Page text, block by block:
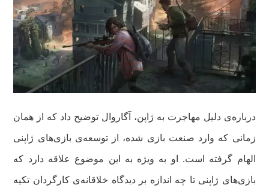
درباره‌ی دلیل مهاجرت به ژاپن، آگاروال توضیح داد که از همان
زمانی که وارد صنعت بازی شده، از توسعه‌ی بازی‌های ژاپنی
الهام گرفته است. او به‌ ویژه به این موضوع علاقه دارد که
بازی‌های ژاپنی تا چه اندازه بر دیدگاه خلاقانه‌ی کارگردان تکیه